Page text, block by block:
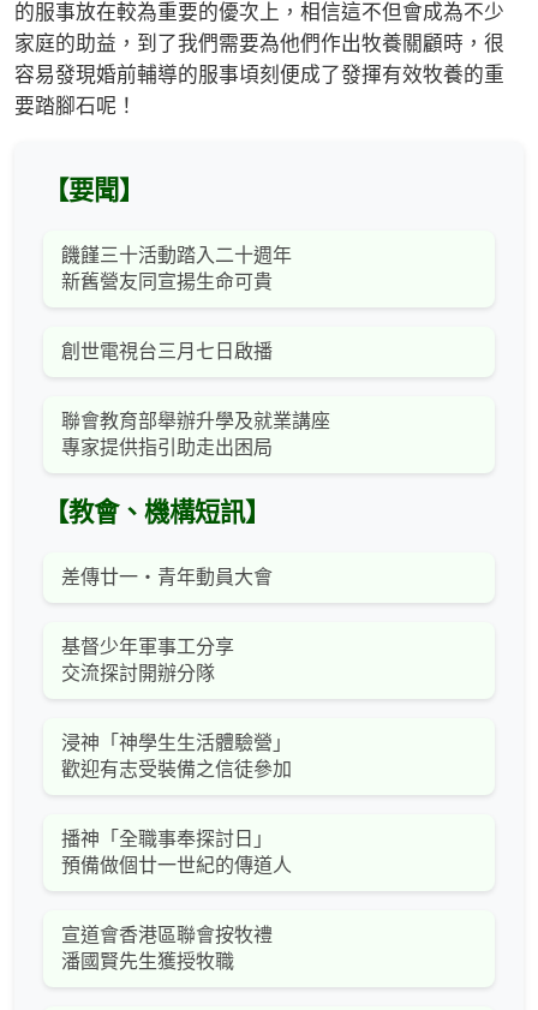
的服事放在較為重要的優次上，相信這不但會成為不少
家庭的助益，到了我們需要為他們作出牧養關顧時，很
容易發現婚前輔導的服事頃刻便成了發揮有效牧養的重
要踏腳石呢！
【要聞】
饑饉三十活動踏入二十週年
新舊營友同宣揚生命可貴
創世電視台三月七日啟播
聯會教育部舉辦升學及就業講座
專家提供指引助走出困局
【教會、機構短訊】
差傳廿一‧青年動員大會
基督少年軍事工分享
交流探討開辦分隊
浸神「神學生生活體驗營」
歡迎有志受裝備之信徒參加
播神「全職事奉探討日」
預備做個廿一世紀的傳道人
宣道會香港區聯會按牧禮
潘國賢先生獲授牧職